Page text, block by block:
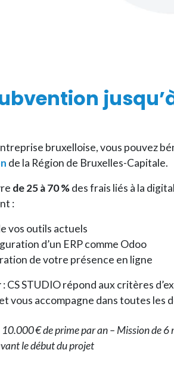
bruxelloise, vous pouvez
de la Région de Bruxelles-Capitale.
de 25 à 70 %des frais liés à la
:
vos outils actuels
d’un ERP comme Odoo
de votre présence en ligne
: CS STUDIO répond aux critères
vous accompagne dans toutes les
10.000 € de prime par an – Mission de
le début du projet